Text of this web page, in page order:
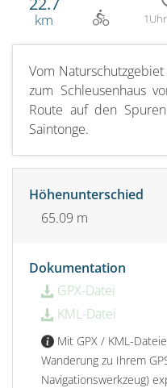
km
Vom
zum Schleusenhaus
Route auf den
Saintonge.
Höhenunterschied
65.09 m
Dokumentation
GPX-Datei
KML-Datei
Mit GPX / KML-
Wanderung zu Ihrem
Navigationswerkzeug)